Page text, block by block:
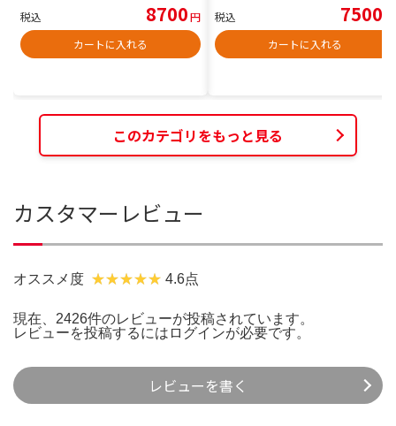
税込 8700円
カートに入れる
税込 7500
カートに入れる
このカテゴリをもっと見る
カスタマーレビュー
オススメ度 4.6点
現在、2426件のレビューが投稿されています。
レビューを投稿するには ログインが必要です。
レビューを書く